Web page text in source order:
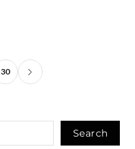
30
Search